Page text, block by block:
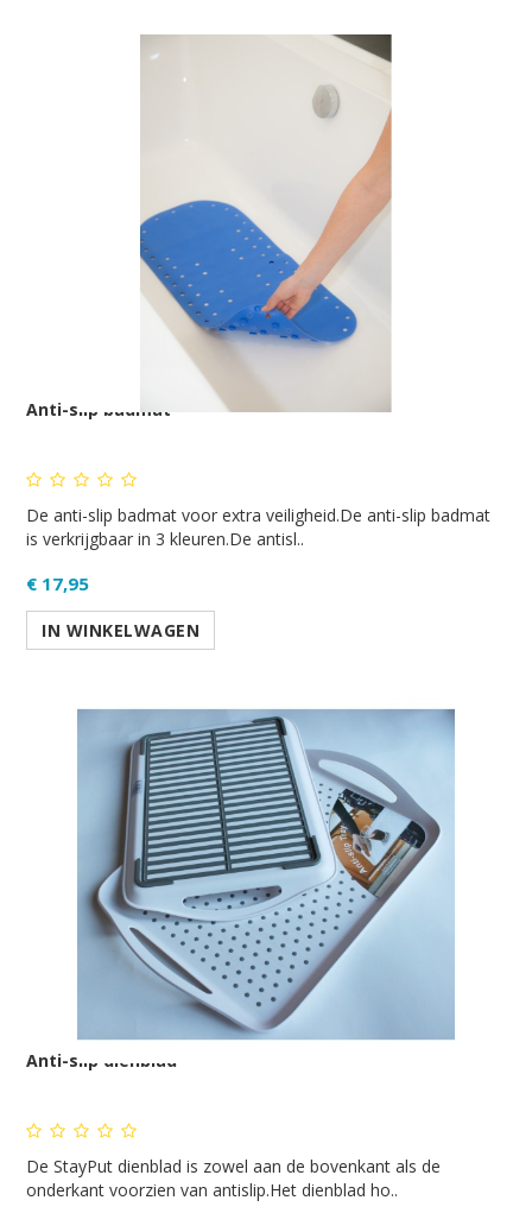
Anti-slip badmat
De anti-slip badmat voor extra veiligheid.De anti-slip badmat
is verkrijgbaar in 3 kleuren.De antisl..
€ 17,95
IN WINKELWAGEN
Anti-slip dienblad
De StayPut dienblad is zowel aan de bovenkant als de
onderkant voorzien van antislip.Het dienblad ho..